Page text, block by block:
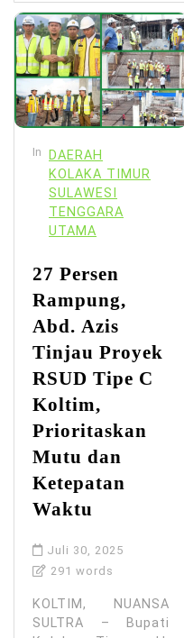
In
DAERAH
KOLAKA TIMUR
SULAWESI
TENGGARA
UTAMA
27 Persen
Rampung,
Abd. Azis
Tinjau Proyek
RSUD Tipe C
Koltim,
Prioritaskan
Mutu dan
Ketepatan
Waktu
Juli 30, 2025
291 words
KOLTIM, NUANSA
SULTRA – Bupati